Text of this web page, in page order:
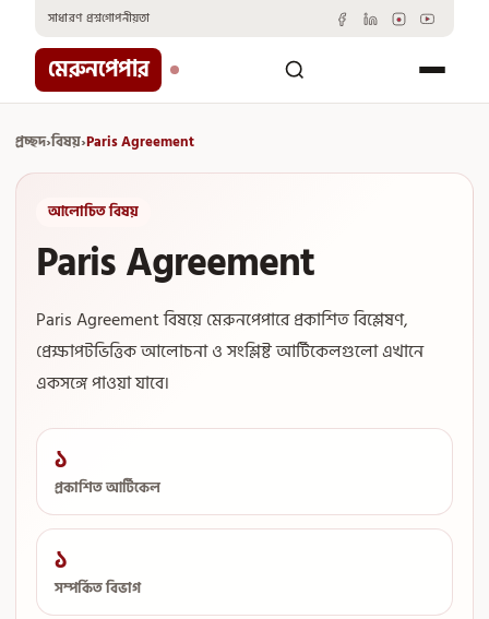
content
সাধারণ প্রশ্নগোপনীয়তা
মেরুনপেপার
প্রচ্ছদ›বিষয়›Paris Agreement
আলোচিত বিষয়
Paris Agreement
Paris Agreement বিষয়ে মেরুনপেপারে প্রকাশিত বিশ্লেষণ,
প্রেক্ষাপটভিত্তিক আলোচনা ও সংশ্লিষ্ট আর্টিকেলগুলো এখানে
একসঙ্গে পাওয়া যাবে।
১
প্রকাশিত আর্টিকেল
১
সম্পর্কিত বিভাগ